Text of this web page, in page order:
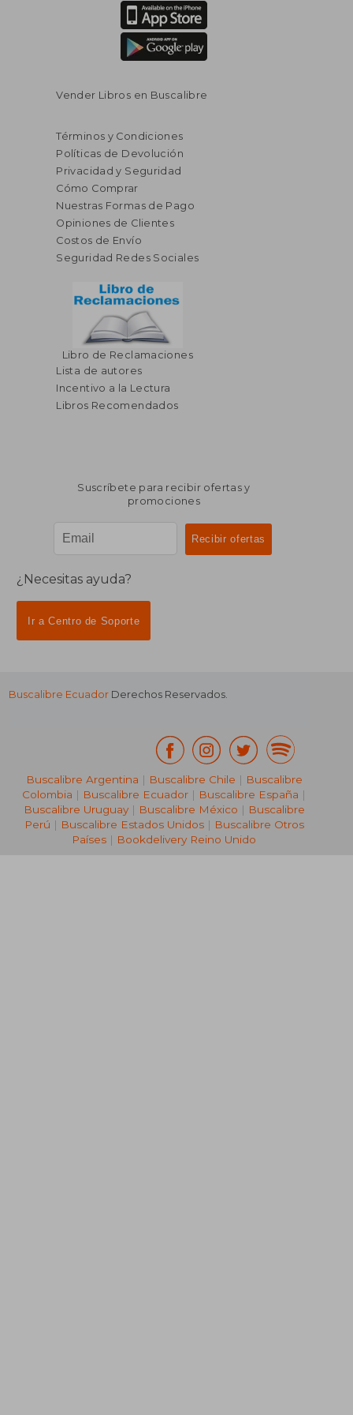
40%
dcto.
$ 47.21
Vender Libros en Buscalibre
Términos y Condiciones
Políticas de Devolución
Privacidad y Seguridad
Cómo Comprar
Nuestras Formas de Pago
Opiniones de Clientes
Costos de Envío
Seguridad Redes Sociales
Libro de Reclamaciones
Lista de autores
Incentivo a la Lectura
Libros Recomendados
Suscríbete para recibir ofertas y
promociones
¿Necesitas ayuda?
Ir a Centro de Soporte
Buscalibre Ecuador Derechos Reservados.
Buscalibre Argentina | Buscalibre Chile | Buscalibre
Colombia | Buscalibre Ecuador | Buscalibre España |
Buscalibre Uruguay| Buscalibre México | Buscalibre
Perú | Buscalibre Estados Unidos| Buscalibre Otros
Países | Bookdelivery Reino Unido